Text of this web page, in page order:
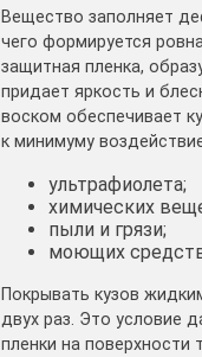
Вещество заполняет
чего формируется
защитная пленка,
придает яркость и
воском обеспечивает
к минимуму
ультрафиолета;
химических
пыли и грязи;
моющих
Покрывать кузов
двух раз. Это условие
пленки на поверхности